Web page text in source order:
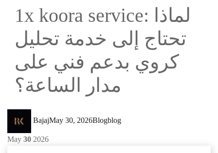
1x koora service: لماذا
تحتاج إلى خدمة تحليل
كروي بدعم فني على
مدار الساعة؟
BajajMay 30, 2026Blogblog
May 30 2026